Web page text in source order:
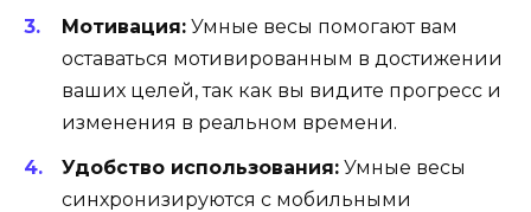
Мотивация: Умные весы помогают вам
оставаться мотивированным в достижении
ваших целей, так как вы видите прогресс и
изменения в реальном времени.
Удобство использования: Умные весы
синхронизируются с мобильными